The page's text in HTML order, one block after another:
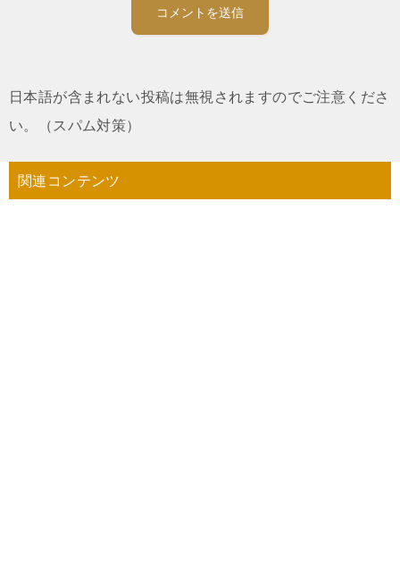
日本語が含まれない投稿は無視されますのでご注意くださ
い。（スパム対策）
関連コンテンツ